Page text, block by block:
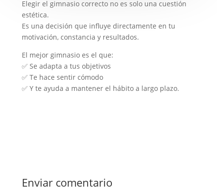
Elegir el gimnasio correcto no es solo una cuestión
estética.
Es una decisión que influye directamente en tu
motivación, constancia y resultados.
El mejor gimnasio es el que:
✅ Se adapta a tus objetivos
✅ Te hace sentir cómodo
✅ Y te ayuda a mantener el hábito a largo plazo.
Enviar comentario